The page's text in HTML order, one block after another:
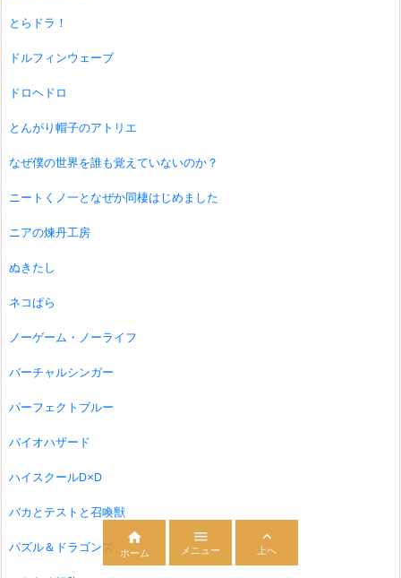
とらドラ！
ドルフィンウェーブ
ドロヘドロ
とんがり帽子のアトリエ
なぜ僕の世界を誰も覚えていないのか？
ニートくノ一となぜか同棲はじめました
ニアの煉丹工房
ぬきたし
ネコぱら
ノーゲーム・ノーライフ
バーチャルシンガー
パーフェクトブルー
バイオハザード
ハイスクールD×D
バカとテストと召喚獣
パズル＆ドラゴンズ

ホーム

メニュー

上へ